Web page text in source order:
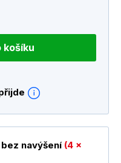
košíku
bez navýšení (4 x